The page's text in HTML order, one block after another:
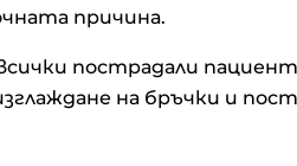
причина.
пострадали
на бръчки и